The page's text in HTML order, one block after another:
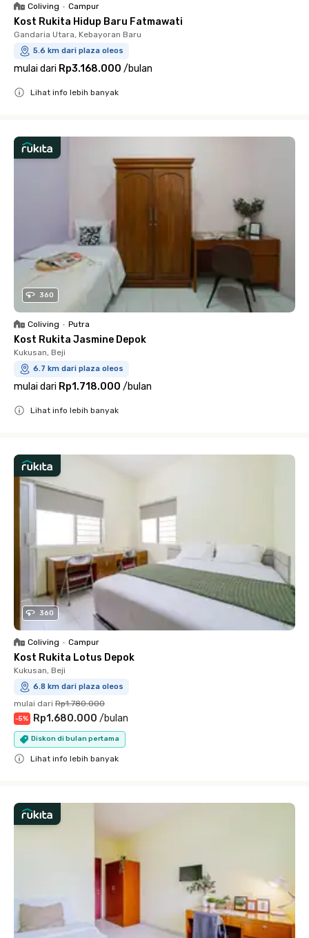
Coliving • Campur
Kost Rukita Hidup Baru Fatmawati
Gandaria Utara, Kebayoran Baru
5.6 km dari plaza oleos
mulai dari Rp3.168.000 /bulan
Lihat info lebih banyak
360
Coliving • Putra
Kost Rukita Jasmine Depok
Kukusan, Beji
6.7 km dari plaza oleos
mulai dari Rp1.718.000 /bulan
Lihat info lebih banyak
360
Coliving • Campur
Kost Rukita Lotus Depok
Kukusan, Beji
6.8 km dari plaza oleos
mulai dari Rp1.780.000
-5% Rp1.680.000 /bulan
Diskon di bulan pertama
Lihat info lebih banyak